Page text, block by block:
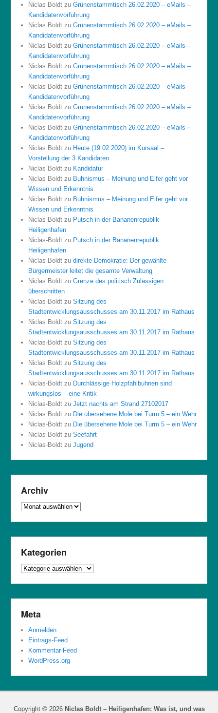
Niclas Boldt zuGrünenstammtisch 26.02.2020 – eMails –
Kandidatenvorführung
Niclas Boldt zuGrünenstammtisch 26.02.2020 – eMails –
Kandidatenvorführung
Niclas Boldt zuGrünenstammtisch 26.02.2020 – eMails –
Kandidatenvorführung
Niclas Boldt zuGrünenstammtisch 26.02.2020 – eMails –
Kandidatenvorführung
Niclas Boldt zuGrünenstammtisch 26.02.2020 – eMails –
Kandidatenvorführung
Niclas Boldt zuGrünenstammtisch 26.02.2020 – eMails –
Kandidatenvorführung
Niclas Boldt zuGrünenstammtisch 26.02.2020 – eMails –
Kandidatenvorführung
Niclas Boldt zu Heute (19.02.2020) im Kursaal –
Vorstellung der 3 Kandidaten
Niclas Boldt zu Kandidatur
Niclas Boldt zu Buhnismus – Meinung und Eifer geht vor
Wissen und Erkenntnis
Niclas Boldt zu Buhnismus – Meinung und Eifer geht vor
Wissen und Erkenntnis
Niclas Boldt zu Putsch in der Bananenrepublik
Heiligenhafen
Niclas-Boldt zu Putsch in der Bananenrepublik
Heiligenhafen
Niclas-Boldt zudirekte Demokratie: Der gewählte
Bürgermeister leitet die gesamte Verwaltung
Niclas Boldt zuGrenze des politisch Zulässigen
überschritten
Niclas-Boldt zuSitzung des
Stadtentwicklungsausschusses am 30.11.2017 im Rathaus
Niclas Boldt zuSitzung des
Stadtentwicklungsausschusses am 30.11.2017 im Rathaus
Niclas-Boldt zuSitzung des
Stadtentwicklungsausschusses am 30.11.2017 im Rathaus
Niclas Boldt zuSitzung des
Stadtentwicklungsausschusses am 30.11.2017 im Rathaus
Niclas-Boldt zu Durchlässige Holzpfahlbuhnen sind
wirkungslos – eine Kritik
Niclas-Boldt zuJetzt nachts am Strand 27102017
Niclas Boldt zu Die übersehene Mole bei Turm 5 – ein Wehr
Niclas-Boldt zu Die übersehene Mole bei Turm 5 – ein Wehr
Niclas-Boldt zuSeefahrt
Niclas-Boldt zuJugend
Archiv
Archiv
Kategorien
Kategorien
Meta
Anmelden
Eintrags-Feed
Kommentar-Feed
WordPress.org
Copyright © 2026 Niclas Boldt – Heiligenhafen: Was ist, und was